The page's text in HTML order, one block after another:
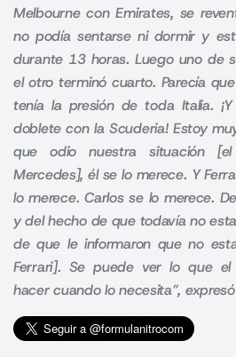
Melbourne con Emirates, se
no podía sentarse ni dormir y
durante 13 horas. Luego uno de
el otro terminó cuarto. Parecía
tenía la presión de toda Italia.
doblete con la Scuderia! Estoy
que odio nuestra situación
Mercedes], él se lo merece. Y
lo merece. Carlos se lo merece.
y del hecho de que todavía no
de que le informaron que no
Ferrari]. Se puede ver lo que
hacer cuando lo necesita”,